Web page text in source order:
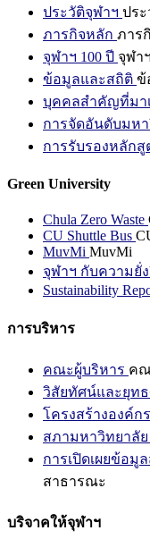
ประวัติจุฬาฯ ปร
ภารกิจหลัก ภาร
จุฬาฯ 100 ปี จุฬา
ข้อมูลและสถิติ ข้
บุคคลสำคัญที่มา
การจัดอันดับมห
การรับรองหลักสู
Green University
Chula Zero Waste
CU Shuttle Bus
MuvMi MuvMi
จุฬาฯ กับความยั่
Sustainability
การบริหาร
คณะผู้บริหาร คณ
วิสัยทัศน์และยุท
โครงสร้างองค์กร
สภามหาวิทยาลัย
การเปิดเผยข้อมู
สาธารณะ
บริจาคให้จุฬาฯ